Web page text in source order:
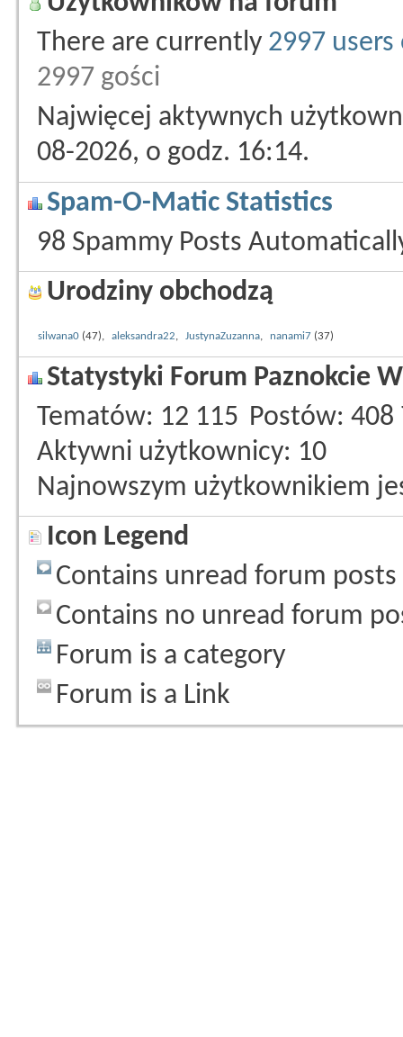
There are currently 2997
2997 gości
Najwięcej aktywnych
08-2026, o godz. 16:14.
Spam-O-Matic Statistics
98 Spammy Posts
Urodziny obchodzą
silwana0 (47), aleksandra22, JustynaZuzanna, nanami7 (37)
Statystyki Forum Paznokcie
Tematów 12 115 Postów 408
Aktywni użytkownicy 10
Najnowszym użytkownikiem
Icon Legend
Contains unread forum posts
Contains no unread forum
Forum is a category
Forum is a Link